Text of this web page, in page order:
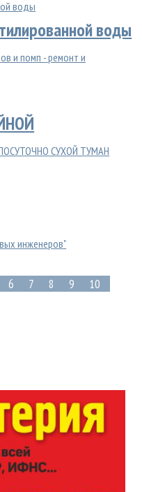
воды
и помп - ремонт и
СУХОЙ ТУМАН
инженеров"
6 7 8 9
10